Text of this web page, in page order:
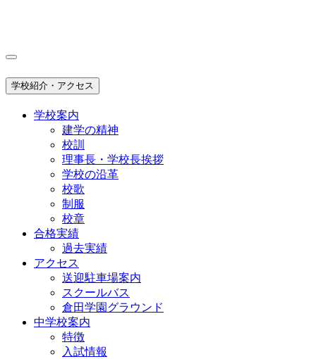
学校紹介・アクセス
学校案内
建学の精神
校訓
理事長・学校長挨拶
学校の沿革
校歌
制服
校章
合格実績
過去実績
アクセス
送迎駐車場案内
スクールバス
倉田学園グラウンド
中学校案内
特徴
入試情報